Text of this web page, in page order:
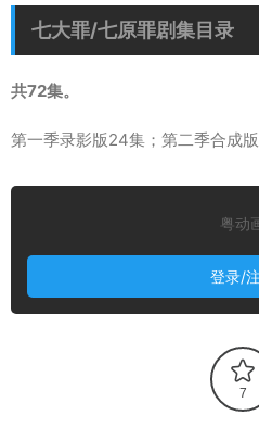
七大罪/七原罪剧集目录
共72集。
第一季录影版24集；第二季合成
粤动
登录/
7